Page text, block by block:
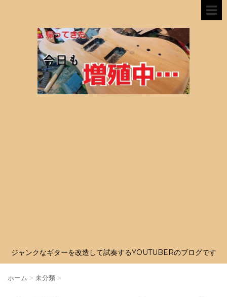
ジャンクなギターを改造して試奏するYOUTUBERのブログです
ホーム > 未分類 >